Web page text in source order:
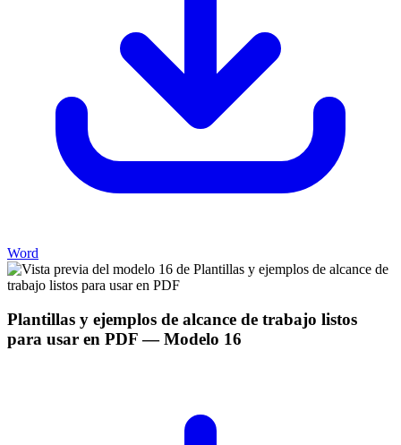
Word
Plantillas y ejemplos de alcance de trabajo listos
para usar en PDF— Modelo 16